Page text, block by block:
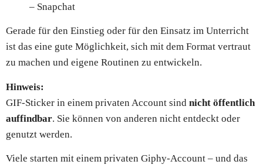
– Snapchat
Gerade für den Einstieg oder für den Einsatz im Unterricht
ist das eine gute Möglichkeit, sich mit dem Format vertraut
zu machen und eigene Routinen zu entwickeln.
Hinweis:
GIF-Sticker in einem privaten Account sind nicht öffentlich
auffindbar. Sie können von anderen nicht entdeckt oder
genutzt werden.
Viele starten mit einem privaten Giphy-Account – und das